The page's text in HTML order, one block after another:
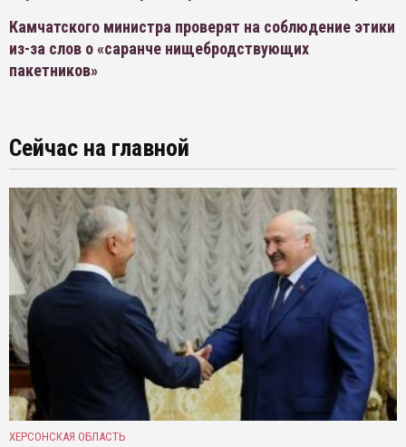
Камчатского министра проверят на соблюдение этики
из-за слов о «саранче нищебродствующих
пакетников»
Сейчас на главной
ХЕРСОНСКАЯ ОБЛАСТЬ